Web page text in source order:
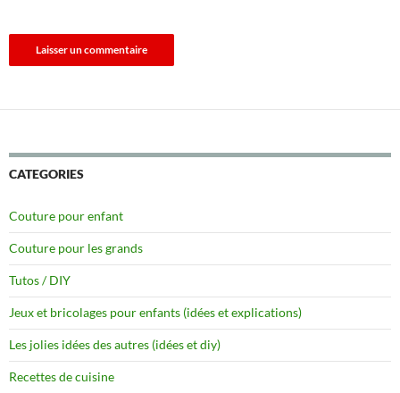
CATEGORIES
Couture pour enfant
Couture pour les grands
Tutos / DIY
Jeux et bricolages pour enfants (idées et explications)
Les jolies idées des autres (idées et diy)
Recettes de cuisine